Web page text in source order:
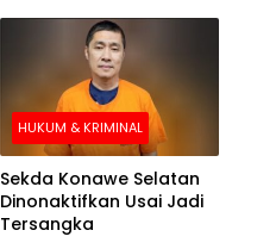
HUKUM & KRIMINAL
Sekda Konawe Selatan
Dinonaktifkan Usai Jadi
Tersangka